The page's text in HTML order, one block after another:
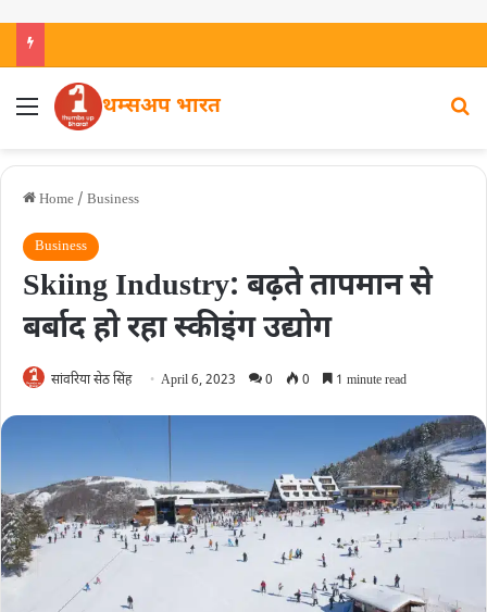
थम्सअप भारत
Home / Business
Business
Skiing Industry: बढ़ते तापमान से
बर्बाद हो रहा स्कीइंग उद्योग
सांवरिया सेठ सिंह April 6, 2023 0 0 1 minute read